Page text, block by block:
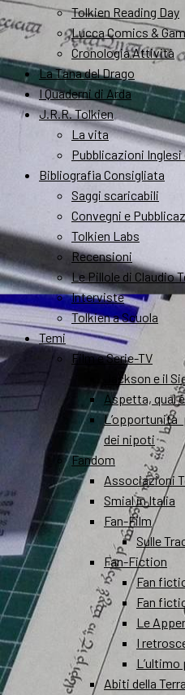
Tolkien Reading Day
Lucca Comics &
Cronologia Attività
La Tana del Drago
I Quaderni di Arda
J.R.R. Tolkien
La vita
Pubblicazioni Inglesi
Bibliografia Consigliata
Saggi scaricabili
Convegni e
Tolkien Labs
Recensioni
Le Pillole di Claudio
Interviste
Tolkien a Scuola
Temi
Film e Serie-TV
Jackson e il
Aspetta, qual
dei nipoti
Fandom
Associazioni
Smial in Italia
Fan-Film
Sulle
Fan-Fiction
Fan
Fan
Le
I
L’ultimo
Abiti della